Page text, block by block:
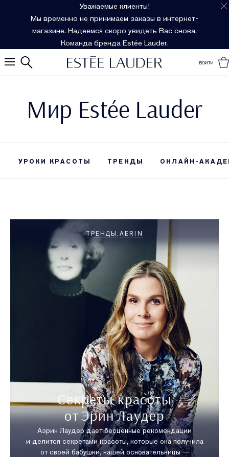
Уважаемые клиенты!
Мы временно не принимаем заказы в интернет-
магазине. Надеемся скоро увидеть Вас снова.
Команда бренда Estée Lauder.
ВОЙТИ
Мир Estée Lauder
УРОКИ КРАСОТЫ ТРЕНДЫ ОНЛАЙН-
Секреты красоты
от Эрин Лаудер
Аэрин Лаудер дает бесценные рекомендации
и делится секретами красоты, которые она получила
от своей бабушки, нашей основательницы —
ТРЕНДЫ AERIN